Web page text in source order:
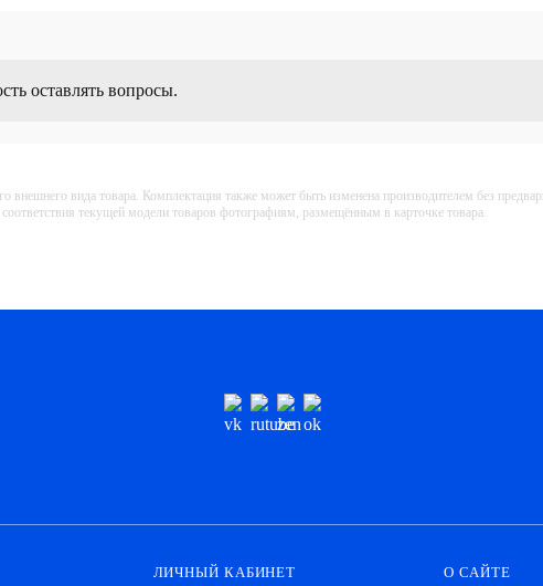
оставлять вопросы.
внешнего вида товара. Комплектация также может быть изменена производителем без
текущей модели товаров фотографиям, размещённым в карточке товара.
ЛИЧНЫЙ КАБИНЕТ О САЙТЕ